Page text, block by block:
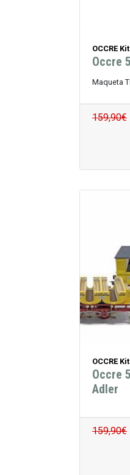
OCCRE
Occre
Maqueta
159,90€
OCCRE
Occre
Adler
159,90€